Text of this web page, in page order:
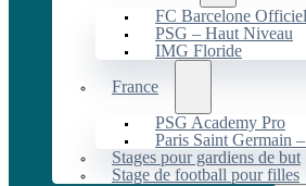
FC Barcelone
PSG – Haut Niveau
IMG Floride
France
PSG Academy Pro
Paris Saint Germain
Stages pour gardiens de but
Stage de football pour filles